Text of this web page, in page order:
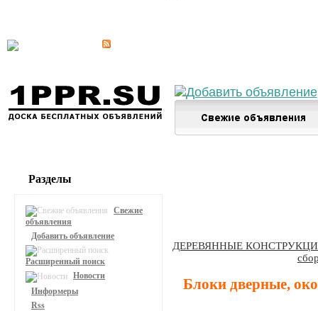
ДЕРЕВЯННЫЕ
Блоки дверные,
Разделы
Свежие
объявления
Добавить объявление
Расширенный поиск
Новости
Информеры
Rss